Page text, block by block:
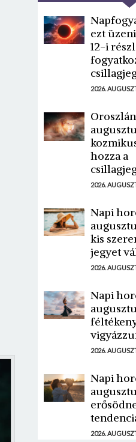
ezt
12-i
2026.
hozza a
2026.
Napi
kis
jegyet
2026.
Napi
2026.
Napi
2026.